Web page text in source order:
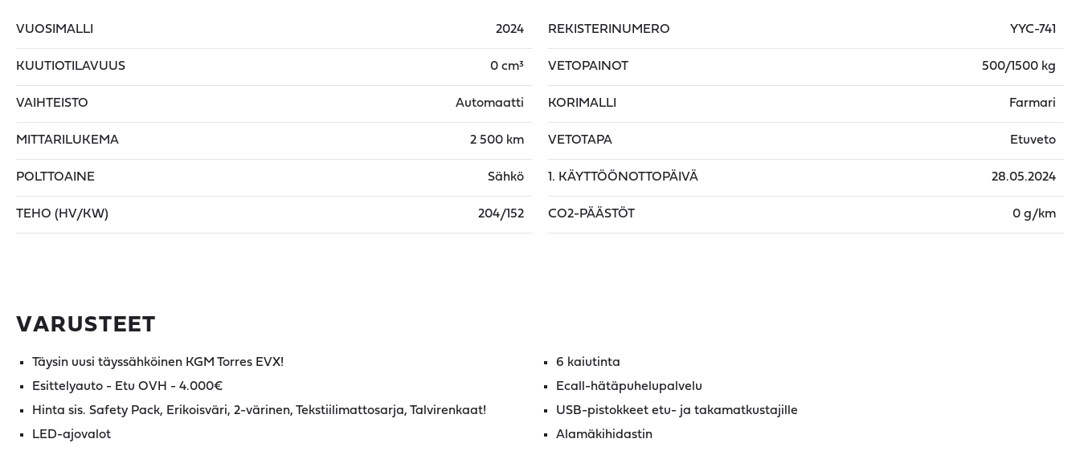
VUOSIMALLI 2024
KUUTIOTILAVUUS 0 cm³
VAIHTEISTO Automaatti
MITTARILUKEMA 2 500 km
POLTTOAINE Sähkö
TEHO (HV/KW) 204/152
REKISTERINUMERO YYC-741
VETOPAINOT 500/1500 kg
KORIMALLI Farmari
VETOTAPA Etuveto
1. KÄYTTÖÖNOTTOPÄIVÄ 28.05.2024
CO2-PÄÄSTÖT 0 g/km
VARUSTEET
Täysin uusi täyssähköinen KGM Torres EVX!
Esittelyauto - Etu OVH - 4.000€
Hinta sis. Safety Pack, Erikoisväri, 2-värinen, Tekstiilimattosarja, Talvirenkaat!
LED-ajovalot
6 kaiutinta
Ecall-hätäpuhelupalvelu
USB-pistokkeet etu- ja takamatkustajille
Alamäkihidastin